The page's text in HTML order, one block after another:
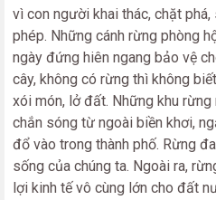
vì con người khai thác, chặt
phép. Những cánh rừng phòng
ngày đứng hiên ngang bảo vệ
cây, không có rừng thì không
xói món, lở đất. Những khu
chắn sóng từ ngoài biền khơi,
đổ vào trong thành phố. Rừng
sống của chúng ta. Ngoài ra,
lợi kinh tế vô cùng lớn cho đất